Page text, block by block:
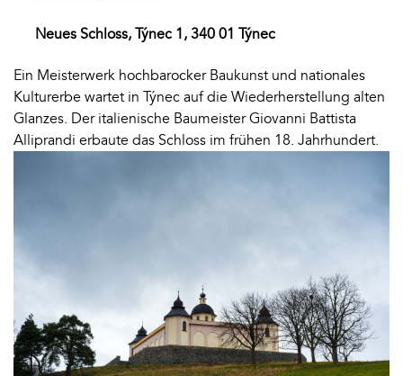
Neues Schloss, Týnec 1, 340 01 Týnec
Ein Meisterwerk hochbarocker Baukunst und nationales
Kulturerbe wartet in Týnec auf die Wiederherstellung alten
Glanzes. Der italienische Baumeister Giovanni Battista
Alliprandi erbaute das Schloss im frühen 18. Jahrhundert.